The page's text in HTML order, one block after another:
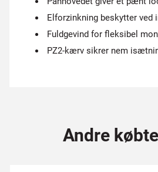
Elforzinkning beskytter ved
Fuldgevind for fleksibel
PZ2-kærv sikrer nem
Andre